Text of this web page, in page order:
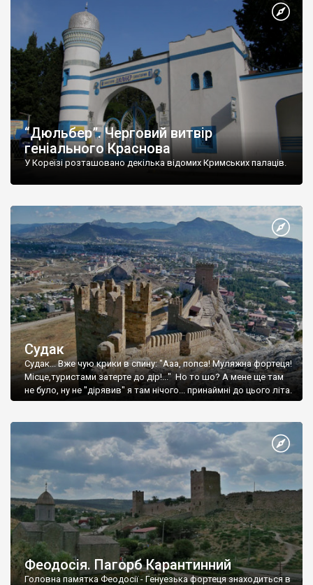
“Дюльбер”. Черговий витвір
геніального Краснова
У Кореїзі розташовано декілька відомих Кримських палаців.
Судак
Судак... Вже чую крики в спину: "Ааа, попса! Муляжна фортеця!
Місце,туристами затерте до дір!..." Но то шо? А мене ще там
не було, ну не "дірявив" я там нічого... принаймні до цього літа.
Феодосія. Пагорб Карантинний
Головна памятка Феодосії - Генуезька фортеця знаходиться в